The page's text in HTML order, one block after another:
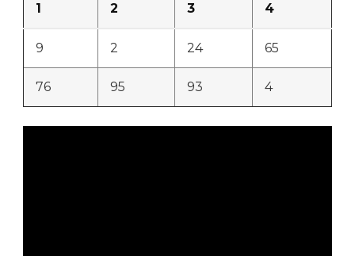
1
2
3
4
9 2 24 65
76 95 93 4